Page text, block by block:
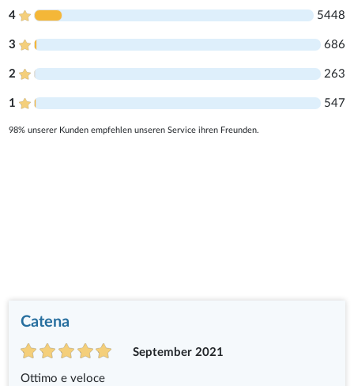
4 5448
3 686
2 263
1 547
98% unserer Kunden empfehlen unseren Service ihren Freunden.
Catena
September 2021
Ottimo e veloce